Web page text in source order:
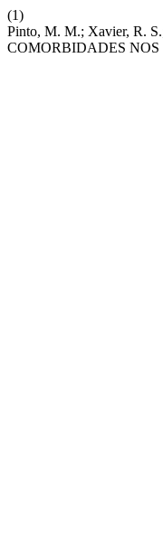
(1)
Pinto, M. M.; Xavier, R.
COMORBIDADES NOS